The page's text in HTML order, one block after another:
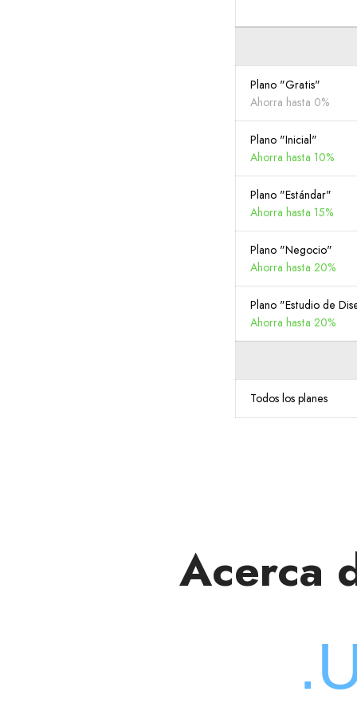
Plano "Gratis"
Ahorra hasta 0%
Plano "Inicial"
Ahorra hasta 10%
Plano "Estándar"
Ahorra hasta 15%
Plano "Negocio"
Ahorra hasta 20%
Plano "Estudio de
Ahorra hasta 20%
Todos los planes
Acerca